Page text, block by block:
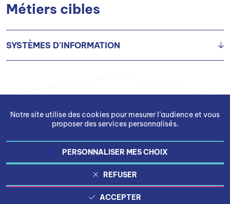
Métiers cibles
SYSTÈMES D'INFORMATION
Notre site utilise des cookies pour mesurer l’audience et vous
proposer des services personnalisés.
PERSONNALISER MES CHOIX
REFUSER
ACCEPTER
Gestion des cookies
Mentions légales